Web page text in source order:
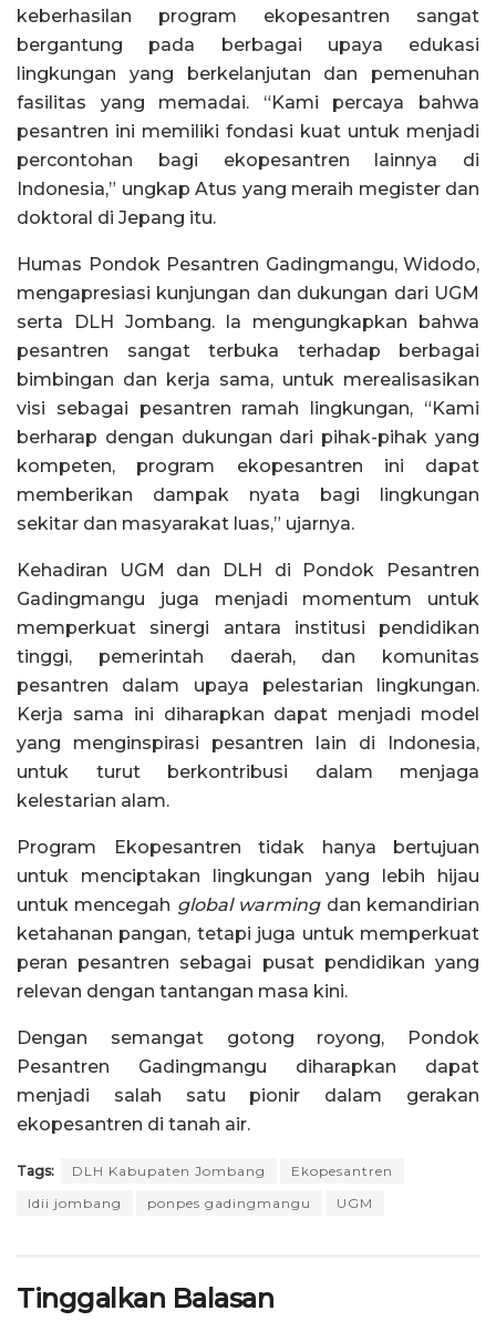
keberhasilan program ekopesantren sangat
bergantung pada berbagai upaya edukasi
lingkungan yang berkelanjutan dan pemenuhan
fasilitas yang memadai. “Kami percaya bahwa
pesantren ini memiliki fondasi kuat untuk menjadi
percontohan bagi ekopesantren lainnya di
Indonesia,” ungkap Atus yang meraih megister dan
doktoral di Jepang itu.
Humas Pondok Pesantren Gadingmangu, Widodo,
mengapresiasi kunjungan dan dukungan dari UGM
serta DLH Jombang. Ia mengungkapkan bahwa
pesantren sangat terbuka terhadap berbagai
bimbingan dan kerja sama, untuk merealisasikan
visi sebagai pesantren ramah lingkungan, “Kami
berharap dengan dukungan dari pihak-pihak yang
kompeten, program ekopesantren ini dapat
memberikan dampak nyata bagi lingkungan
sekitar dan masyarakat luas,” ujarnya.
Kehadiran UGM dan DLH di Pondok Pesantren
Gadingmangu juga menjadi momentum untuk
memperkuat sinergi antara institusi pendidikan
tinggi, pemerintah daerah, dan komunitas
pesantren dalam upaya pelestarian lingkungan.
Kerja sama ini diharapkan dapat menjadi model
yang menginspirasi pesantren lain di Indonesia,
untuk turut berkontribusi dalam menjaga
kelestarian alam.
Program Ekopesantren tidak hanya bertujuan
untuk menciptakan lingkungan yang lebih hijau
untuk mencegah global warmingdan kemandirian
ketahanan pangan, tetapi juga untuk memperkuat
peran pesantren sebagai pusat pendidikan yang
relevan dengan tantangan masa kini.
Dengan semangat gotong royong, Pondok
Pesantren Gadingmangu diharapkan dapat
menjadi salah satu pionir dalam gerakan
ekopesantren di tanah air.
Tags: DLH Kabupaten Jombang
Ekopesantren
ldii jombang
ponpes gadingmangu UGM
Tinggalkan Balasan